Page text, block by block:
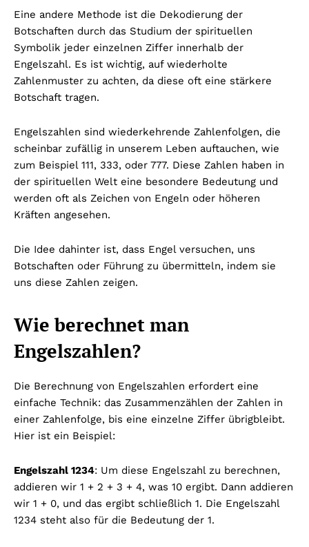
Eine andere Methode ist die Dekodierung der
Botschaften durch das Studium der spirituellen
Symbolik jeder einzelnen Ziffer innerhalb der
Engelszahl. Es ist wichtig, auf wiederholte
Zahlenmuster zu achten, da diese oft eine stärkere
Botschaft tragen.
Engelszahlen sind wiederkehrende Zahlenfolgen, die
scheinbar zufällig in unserem Leben auftauchen, wie
zum Beispiel 111, 333, oder 777. Diese Zahlen haben in
der spirituellen Welt eine besondere Bedeutung und
werden oft als Zeichen von Engeln oder höheren
Kräften angesehen.
Die Idee dahinter ist, dass Engel versuchen, uns
Botschaften oder Führung zu übermitteln, indem sie
uns diese Zahlen zeigen.
Wie berechnet man
Engelszahlen?
Die Berechnung von Engelszahlen erfordert eine
einfache Technik: das Zusammenzählen der Zahlen in
einer Zahlenfolge, bis eine einzelne Ziffer übrigbleibt.
Hier ist ein Beispiel:
Engelszahl 1234: Um diese Engelszahl zu berechnen,
addieren wir 1 + 2 + 3 + 4, was 10 ergibt. Dann addieren
wir 1 + 0, und das ergibt schließlich 1. Die Engelszahl
1234 steht also für die Bedeutung der 1.